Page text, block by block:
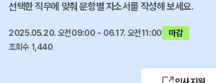
선택한 직무에 맞춰 문항별 자소서를 작성해 보세요.
2025.05.20. 오전09:00 ~ 06.17. 오전11:00
마감
조회수 1,440